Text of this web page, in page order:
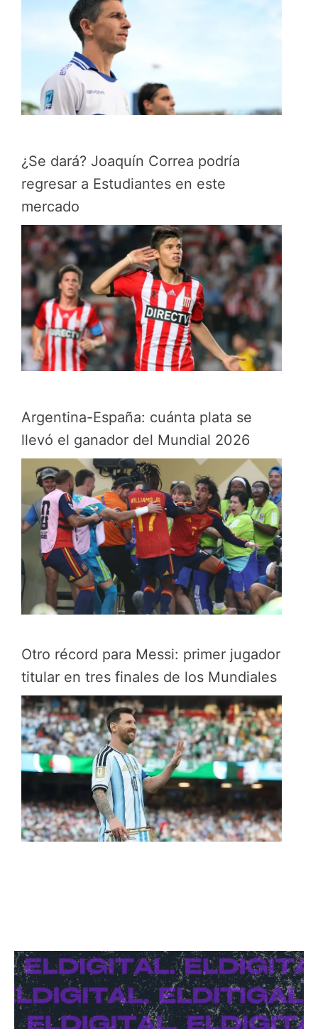
¿Se dará? Joaquín Correa podría
regresar a Estudiantes en este
mercado
Argentina-España: cuánta plata se
llevó el ganador del Mundial 2026
Otro récord para Messi: primer jugador
titular en tres finales de los Mundiales